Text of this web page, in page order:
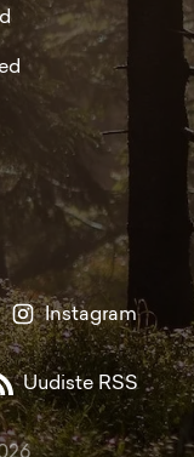
Instagram
Uudiste RSS